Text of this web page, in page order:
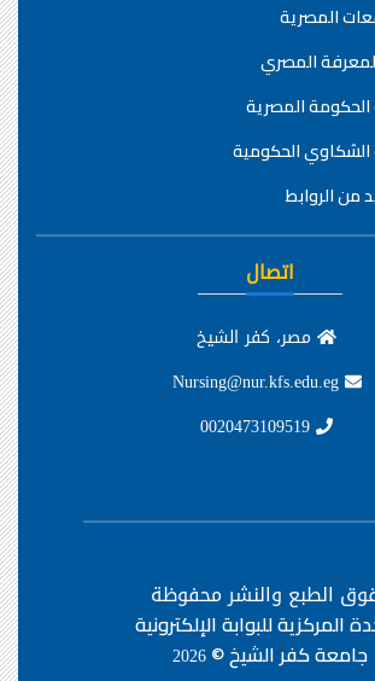
المصرية
المصري
الحكومة المصرية
الشكاوي الحكومية
من الروابط
اتصال
مصر، كفر الشيخ
Nursing@nur.kfs.edu.eg
الطبع والنشر محفوظة
المركزية للبوابة الإلكترونية
جامعة كفر الشيخ ©2026